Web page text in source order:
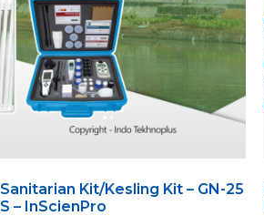
Sanitarian Kit/Kesling Kit – GN-25
S – InScienPro